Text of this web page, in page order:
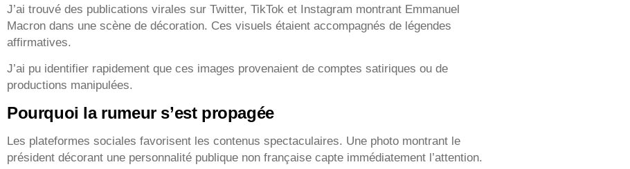
J’ai trouvé des publications virales sur Twitter, TikTok et Instagram montrant Emmanuel
Macron dans une scène de décoration. Ces visuels étaient accompagnés de légendes
affirmatives.
J’ai pu identifier rapidement que ces images provenaient de comptes satiriques ou de
productions manipulées.
Pourquoi la rumeur s’est propagée
Les plateformes sociales favorisent les contenus spectaculaires. Une photo montrant le
président décorant une personnalité publique non française capte immédiatement l’attention.